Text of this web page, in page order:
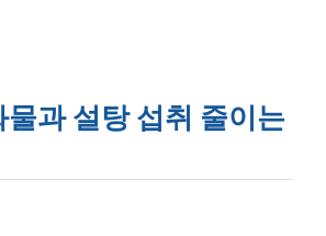
과 설탕 섭취 줄이는